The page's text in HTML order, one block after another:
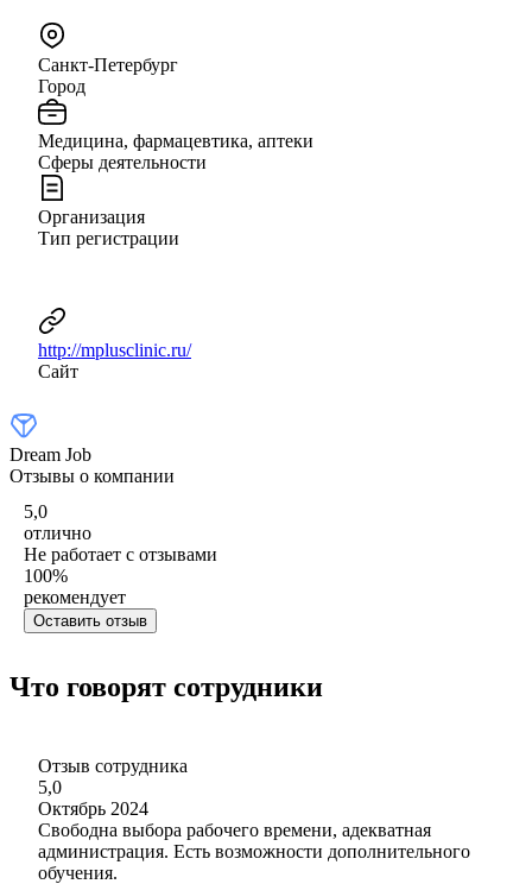
Санкт-Петербург
Город
Медицина, фармацевтика, аптеки
Сферы деятельности
Организация
Тип регистрации
http://mplusclinic.ru/
Сайт
Dream Job
Отзывы о компании
5,0
отлично
Не работает с отзывами
100%
рекомендует
Оставить отзыв
Что говорят сотрудники
Отзыв сотрудника
5,0
Октябрь 2024
Свободна выбора рабочего времени, адекватная
администрация. Есть возможности дополнительного
обучения.